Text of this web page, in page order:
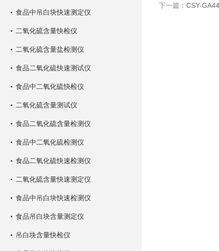
食品中吊白块快速测定仪
二氧化硫含量快检仪
二氧化硫含量盐检测仪
食品二氧化硫快速测试仪
食品中二氧化硫快检仪
二氧化硫含量测试仪
食品二氧化硫含量检测仪
食品中二氧化硫检测仪
食品二氧化硫快速检测仪
二氧化硫含量快速测定仪
食品中吊白块快速检测仪
食品吊白块含量测定仪
吊白块含量快检仪
下一篇： CSY-